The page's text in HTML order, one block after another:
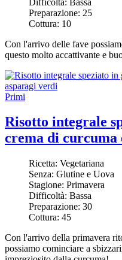
Preparazione: 25
Cottura: 10
Con l'arrivo delle fave
questo molto accattivante e
Primi
Risotto integrale
crema di curcuma
Ricetta: Vegetariana
Senza: Glutine e Uova
Stagione: Primavera
Difficoltà: Bassa
Preparazione: 30
Cottura: 45
Con l'arrivo della primavera
possiamo cominciare a